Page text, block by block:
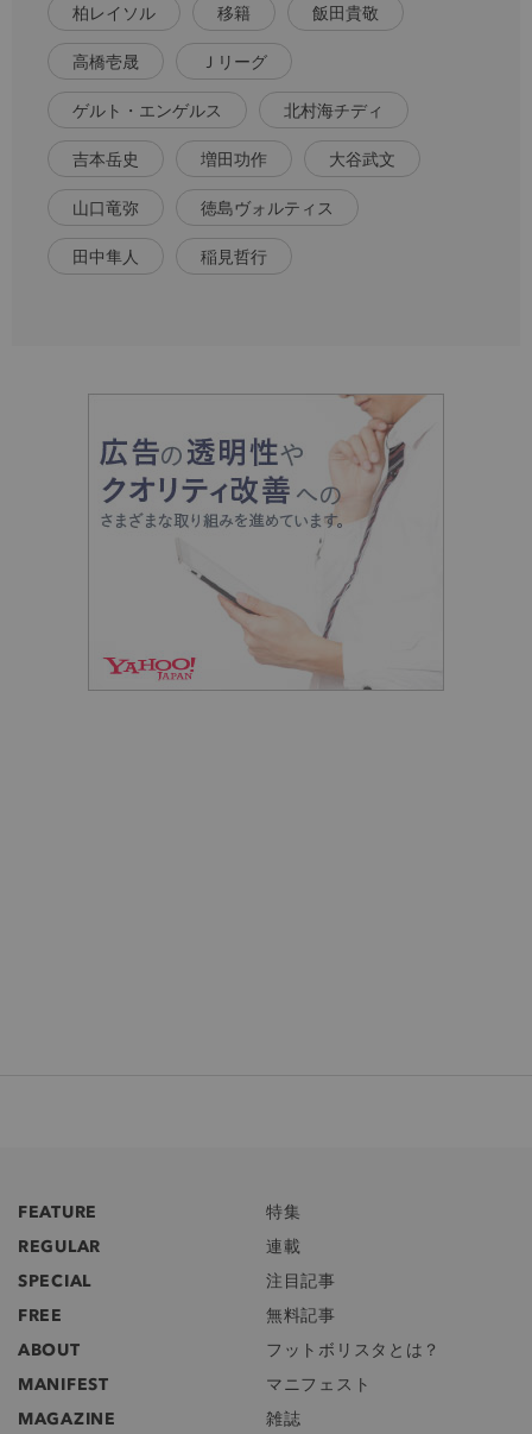
柏レイソル 移籍 飯田貴敬
高橋壱晟 Ｊリーグ
ゲルト・エンゲルス 北村海チディ
吉本岳史 増田功作 大谷武文
山口竜弥 徳島ヴォルティス
田中隼人 稲見哲行
FEATURE
特集
REGULAR
連載
SPECIAL
注目記事
FREE
無料記事
ABOUT
フットボリスタとは？
MANIFEST
マニフェスト
MAGAZINE
雑誌